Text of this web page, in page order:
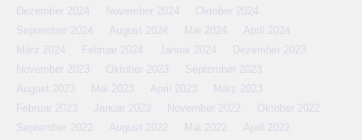
Dezember 2024
November 2024
Oktober 2024
September 2024
August 2024 Mai 2024
April 2024
März 2024
Februar 2024 Januar 2024
Dezember 2023
November 2023
Oktober 2023
September 2023
August 2023
Mai 2023 April 2023
März 2023
Februar 2023
Januar 2023 November 2022
Oktober 2022
September 2022
August 2022 Mai 2022
April 2022